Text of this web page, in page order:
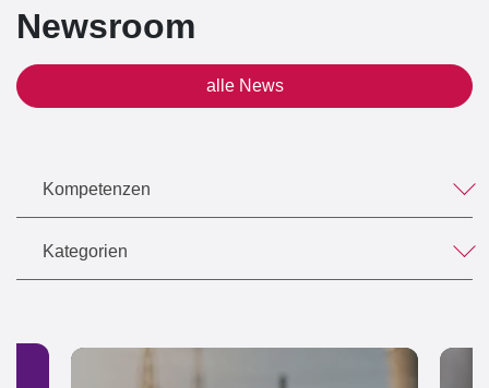
Newsroom
alle News
Kompetenzen
Kategorien